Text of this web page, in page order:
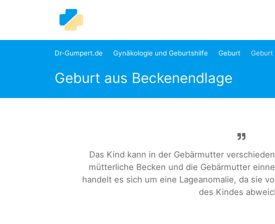
Dr-Gumpert.de Gynäkologie und Geburtshilfe Geburt Geburt
Geburt aus Beckenendlage
Das Kind kann in der Gebärmutter
mütterliche Becken und die Gebärmutter
handelt es sich um eine Lageanomalie, da sie
des Kindes